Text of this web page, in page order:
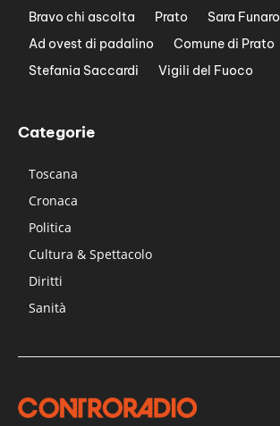
Bravo chi ascolta
Prato Sara Funaro
Ad ovest di padalino
Comune di Prato
Stefania Saccardi
Vigili del Fuoco
Categorie
Toscana
Cronaca
Politica
Cultura & Spettacolo
Diritti
Sanità